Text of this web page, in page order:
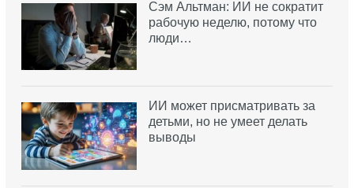
Сэм Альтман: ИИ не сократит
рабочую неделю, потому что
люди…
ИИ может присматривать за
детьми, но не умеет делать
выводы